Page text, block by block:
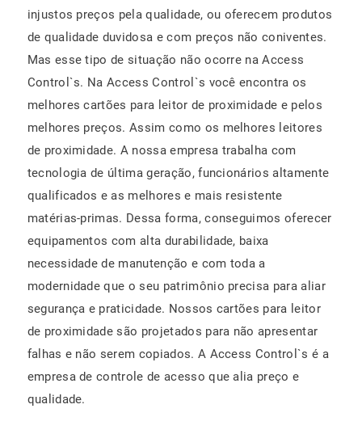
injustos preços pela qualidade, ou oferecem produtos
de qualidade duvidosa e com preços não coniventes.
Mas esse tipo de situação não ocorre na Access
Control`s. Na Access Control`s você encontra os
melhores cartões para leitor de proximidade e pelos
melhores preços. Assim como os melhores leitores
de proximidade. A nossa empresa trabalha com
tecnologia de última geração, funcionários altamente
qualificados e as melhores e mais resistente
matérias-primas. Dessa forma, conseguimos oferecer
equipamentos com alta durabilidade, baixa
necessidade de manutenção e com toda a
modernidade que o seu patrimônio precisa para aliar
segurança e praticidade. Nossos cartões para leitor
de proximidade são projetados para não apresentar
falhas e não serem copiados. A Access Control`s é a
empresa de controle de acesso que alia preço e
qualidade.